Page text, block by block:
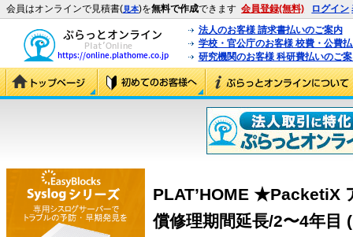
会員はオンラインで見積書(見本)を無料で作成できます 会員登録(無料) ログイン
法人のお客様 請求書払いのご案内
学校・官公庁のお客様 校費・公費
研究機関のお客様 科研費払いのご
PLAT’HOME ★PacketiX
償修理期間延長/2〜4年